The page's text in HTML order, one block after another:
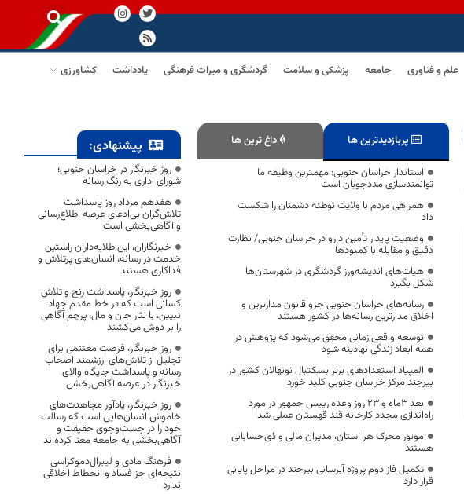
علم و فناوری جامعه پزشکی و سلامت گردشگری و میراث فرهنگی یادداشت
کشاورزی
پربازدیدترین ها داغ ترین ها
استاندار خراسان جنوبی: مهمترین وظیفه ما
توانمندسازی مددجویان است
همراهی مردم با ولایت توطئه دشمنان را شکست
داد
وضعیت پایدار تأمین دارو در خراسان جنوبی/ نظارت
دقیق و مقابله با کمبودها
هیات‌های اندیشه‌ورز گردشگری در شهرستان‌ها
شکل بگیرد
رسانه‌های خراسان جنوبی جزو قانون مدارترین و
اخلاق مدارترین رسانه‌ها در کشور هستند
توسعه واقعی زمانی محقق می‌شود که پژوهش در
همه ابعاد زندگی نهادینه شود
المپیاد استعدادهای برتر بسکتبال نونهالان کشور در
بیرجند مرکز خراسان جنوبی کلید خورد
بعد ۳ماه و ۲۳ روز وعده رییس جمهور در مورد
راه‌اندازی مجدد کارخانه قند قهستان عملی شد
موتور محرک هر استان، مدیران مالی و ذی‌حسابانی
هستند
تکمیل فاز دوم پروژه آبرسانی بیرجند در مراحل پایانی
قرار دارد
پیشنهادی:
روز خبرنگار در خراسان جنوبی؛
شورای اداری به رنگ رسانه
هفدهم مرداد روز پاسداشت
تلاش‌گران بی‌ادعای عرصه اطلاع‌رسانی
و آگاهی‌بخشی است
خبرنگاران، این طلایه‌داران راستین
خدمت در رسانه، انسان‌های پرتلاش و
فداکاری هستند
روز خبرنگار، پاسداشت رنج و تلاش
کسانی است که در خط مقدم جهاد
تبیین، با نثار جان و مال، پرچم آگاهی
را بر دوش می‌کشند
روز خبرنگار، فرصت مغتنمی برای
تجلیل از تلاش‌های ارزشمند اصحاب
رسانه و پاسداشت جایگاه والای
خبرنگار در عرصه آگاهی‌بخشی
روز خبرنگار، یادآور مجاهدت‌های
خاموش انسان‌هایی است که رسالت
خود را در جست‌وجوی حقیقت و
آگاهی‌بخشی به جامعه معنا کرده‌اند
فرهنگ مادی و لیبرال‌دموکراسی
نتیجه‌ای جز فساد و انحطاط اخلاقی
ندارد